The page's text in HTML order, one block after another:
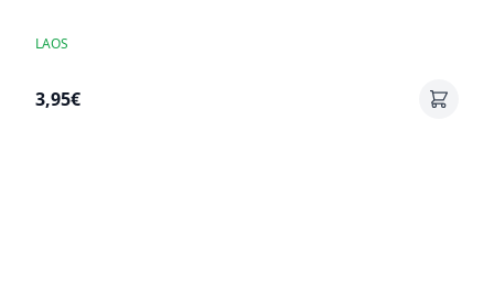
LAOS
3,95€